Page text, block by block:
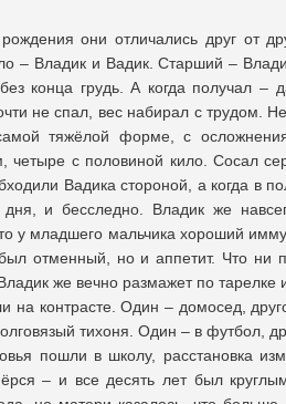
они отличались друг от
– Владик и Вадик. Старший –
конца грудь. А когда получал
не спал, вес набирал с трудом.
тяжёлой форме, с
четыре с половиной кило. Сосал
Вадика стороной, а когда в
дня, и бесследно. Владик же
у младшего мальчика хороший
отменный, но и аппетит. Что ни
же вечно размажет по тарелке
на контрасте. Один – домосед,
тихоня. Один – в футбол,
пошли в школу, расстановка
– и все десять лет был